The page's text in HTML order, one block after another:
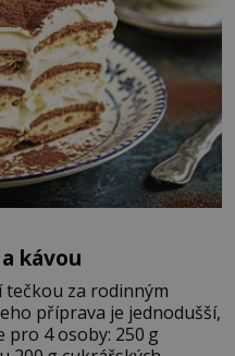
kávou
tečkou za rodinným
příprava je jednodušší,
4 osoby: 250 g